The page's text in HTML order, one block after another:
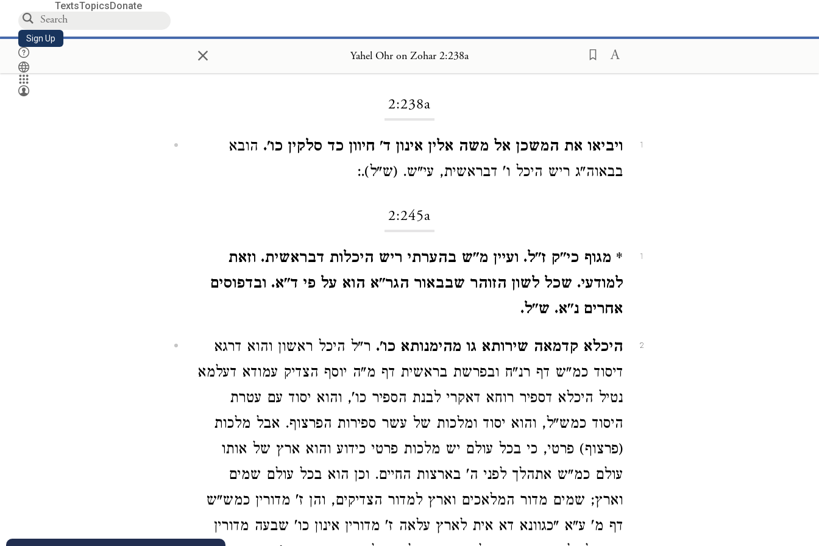
TextsTopicsDonate
Sign Up × Yahel Ohr on Zohar 2:238a
2:238a
1 ויביאו את המשכן אל משה אלין אינון ד' חיוון כד סלקין כו'. הובא
בבאוה"ג ריש היכל ו' דבראשית, עי"ש. (ש"ל).:
2:245a
1
* מגוף כי"ק ז"ל. ועיין מ"ש בהערתי ריש היכלות דבראשית. וזאת
למודעי. שכל לשון הזוהר שבבאור הגר"א הוא על פי ד"א. ובדפוסים
אחרים נ"א. ש"ל.
2 היכלא קדמאה שירותא גו מהימנותא כו'. ר"ל היכל ראשון והוא דרגא
דיסוד כמ"ש דף רנ"ח ובפרשת בראשית דף מ"ה יוסף הצדיק עמודא דעלמא
נטיל היכלא דספיר רוחא דאקרי לבנת הספיר כו', והוא יסוד עם עטרת
היסוד כמש"ל, והוא יסוד ומלכות של עשר ספירות הפרצוף. אבל מלכות
(פרצוף) פרטי, כי בכל עולם יש מלכות פרטי כידוע והוא ארץ של אותו
עולם כמ"ש אתהלך לפני ה' בארצות החיים. וכן הוא בכל עולם שמים
וארץ; שמים מדור המלאכים וארץ למדור הצדיקים, והן ז' מדורין כמש"ש
דף מ' ע"א "כגוונא דא אית לארץ עלאה ז' מדורין אינון כו' שבעה מדורין